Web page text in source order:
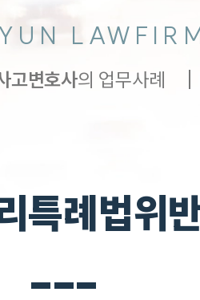
고변호사의 업무사례
특례법위
___